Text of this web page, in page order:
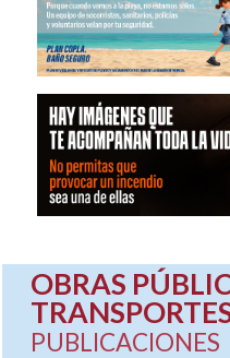
OBRAS
PUBLICACIONES